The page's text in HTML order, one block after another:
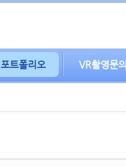
포트폴리오 VR촬영문의